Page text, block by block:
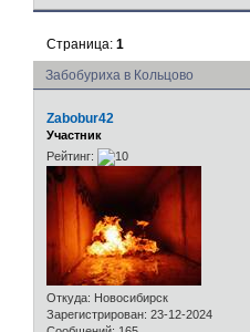
Забобуриха в Кольцово
Страница:1
Zabobur42
Участник
Рейтинг:
Откуда: Новосибирск
Зарегистрирован: 23-12-2024